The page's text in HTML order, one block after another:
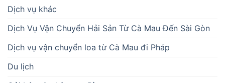
Dịch vụ khác
Dịch Vụ Vận Chuyển Hải Sản Từ Cà Mau Đến Sài Gòn
Dịch vụ vận chuyển loa từ Cà Mau đi Pháp
Du lịch